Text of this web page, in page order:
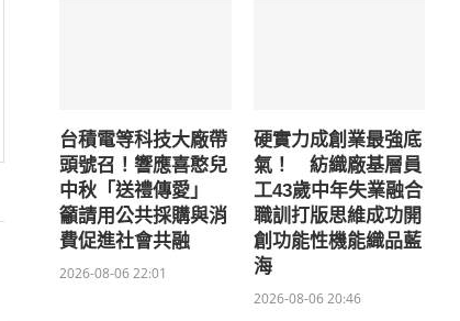
台積電等科技大廠帶
頭號召！響應喜憨兒
中秋「送禮傳愛」
籲請用公共採購與消
費促進社會共融
2026-08-06 22:01
硬實力成創業最強底
氣！ 紡織廠基層員
工43歲中年失業融合
職訓打版思維成功開
創功能性機能織品藍
海
2026-08-06 20:46